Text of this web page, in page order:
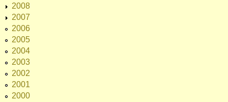
2008
2007
2006
2005
2004
2003
2002
2001
2000